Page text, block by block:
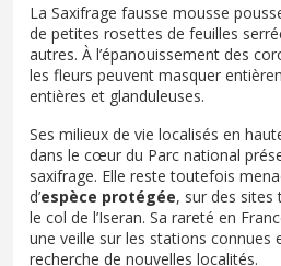
La Saxifrage fausse mousse
de petites rosettes de feuilles
autres. À l’épanouissement des
les fleurs peuvent masquer
entières et glanduleuses.
Ses milieux de vie localisés en
dans le cœur du Parc national
saxifrage. Elle reste toutefois
d’espèce protégée, sur des
le col de l’Iseran. Sa rareté en
une veille sur les stations connues
recherche de nouvelles localités.